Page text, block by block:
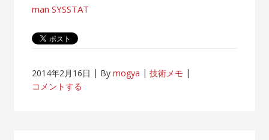
man SYSSTAT
2014年2月16日 Bymogya
技術メモ
コメントする